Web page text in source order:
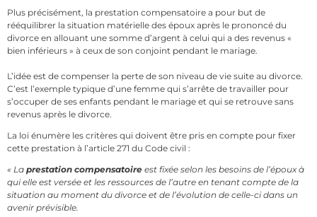
Plus précisément, la prestation compensatoire a pour but de
rééquilibrer la situation matérielle des époux après le prononcé du
divorce en allouant une somme d’argent à celui qui a des revenus «
bien inférieurs » à ceux de son conjoint pendant le mariage.
L’idée est de compenser la perte de son niveau de vie suite au divorce.
C’est l’exemple typique d’une femme qui s’arrête de travailler pour
s’occuper de ses enfants pendant le mariage et qui se retrouve sans
revenus après le divorce.
La loi énumère les critères qui doivent être pris en compte pour fixer
cette prestation à l’article 271 du Code civil :
« La prestation compensatoire est fixée selon les besoins de l’époux à
qui elle est versée et les ressources de l’autre en tenant compte de la
situation au moment du divorce et de l’évolution de celle-ci dans un
avenir prévisible.